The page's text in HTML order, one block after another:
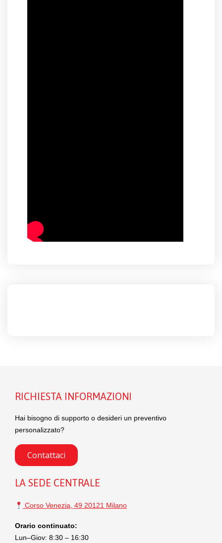
RICHIESTA INFORMAZIONI
Hai bisogno di supporto o desideri un preventivo
personalizzato?
Contattaci
LA SEDE CENTRALE
Corso Venezia, 49 20121 Milano
Orario continuato:
Lun–Giov: 8:30 – 16:30